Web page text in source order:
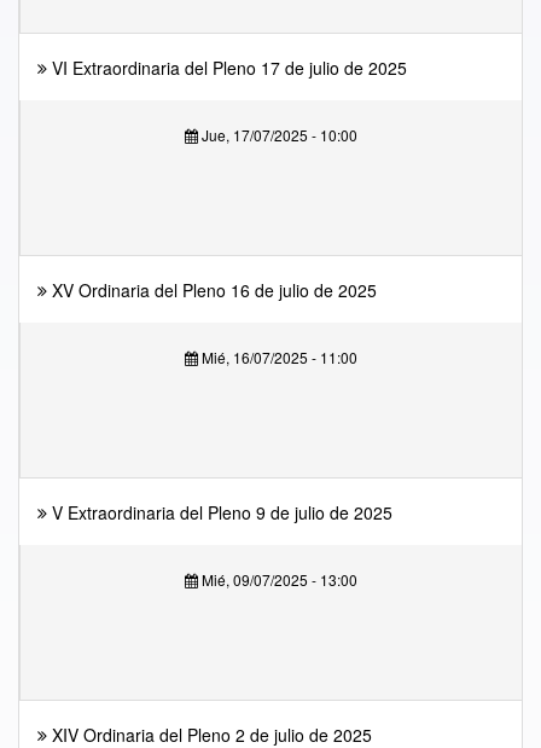
VI Extraordinaria del Pleno 17 de julio de 2025
Jue, 17/07/2025 - 10:00
XV Ordinaria del Pleno 16 de julio de 2025
Mié, 16/07/2025 - 11:00
V Extraordinaria del Pleno 9 de julio de 2025
Mié, 09/07/2025 - 13:00
XIV Ordinaria del Pleno 2 de julio de 2025